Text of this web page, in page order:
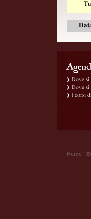
Dove si
Dove si
I corsi
Home |